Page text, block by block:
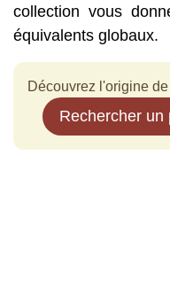
collection vous
équivalents globaux.
Découvrez l'origine
Rechercher un